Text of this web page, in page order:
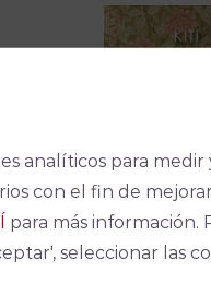
analíticos para medir
con el fin de
para más información.
seleccionar las